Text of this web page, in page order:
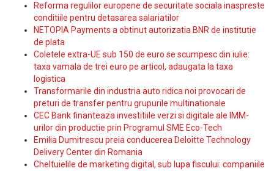
Reforma regulilor europene de securitate sociala inaspreste
conditiile pentru detasarea salariatilor
NETOPIA Payments a obtinut autorizatia BNR de institutie
de plata
Coletele extra-UE sub 150 de euro se scumpesc din iulie:
taxa vamala de trei euro pe articol, adaugata la taxa
logistica
Transformarile din industria auto ridica noi provocari de
preturi de transfer pentru grupurile multinationale
CEC Bank finanteaza investitiile verzi si digitale ale IMM-
urilor din productie prin Programul SME Eco-Tech
Emilia Dumitrescu preia conducerea Deloitte Technology
Delivery Center din Romania
Cheltuielile de marketing digital, sub lupa fiscului: companiile